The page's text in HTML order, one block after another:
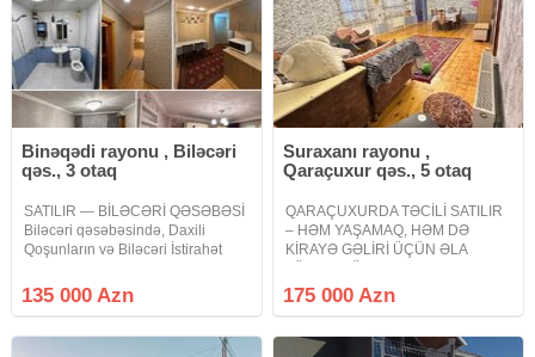
Binəqədi rayonu , Biləcəri
qəs., 3 otaq
SATILIR — BİLƏCƏRİ QƏSƏBƏSİ
Biləcəri qəsəbəsində, Daxili
Qoşunların və Biləcəri İstirahət
yeni tikili binada 3 otaqlı, 80 m²
mənzil satılır. Mənzil 4 mərtəbəli
135 000 Azn
Suraxanı rayonu ,
Qaraçuxur qəs., 5 otaq
QARAÇUXURDA TƏCİLİ SATILIR
– HƏM YAŞAMAQ, HƏM DƏ
KİRAYƏ GƏLİRİ ÜÇÜN ƏLA
qəsəbəsi, Məscidin arxası, bina ilə
üzbəüz, əsas yola çox yaxın.
sot paket
175 000 Azn